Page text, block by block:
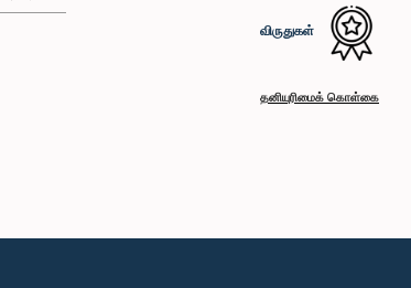
விருதுகள்
தனியுரிமைக் கொள்கை